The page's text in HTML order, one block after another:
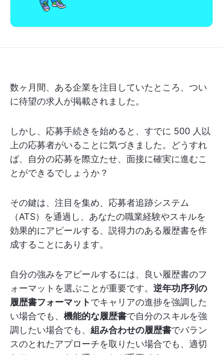
数ヶ月間、ある企業を注目していたところ、つい
に待望の求人が掲載されました。
しかし、応募手続きを始めると、すでに 500 人以
上の応募者がいることに気づきました。どうすれ
ば、自分の応募を際立たせ、面接に確実に進むこ
とができるでしょうか？
その鍵は、注目を集め、応募者追跡システム
（ATS）を通過し、あなたの職業経験やスキルを
効果的にアピールする、説得力のある履歴書を作
成することにあります。
自分の強みをアピールするには、良い履歴書のフ
ォーマットを選ぶことが重要です。 逆年功序列の
履歴書フォーマットでキャリアの進捗を強調した
い場合でも、 機能的な履歴書で自分のスキルを強
調したい場合でも、 組み合わせの履歴書でバラン
スのとれたアプローチを取りたい場合でも、適切